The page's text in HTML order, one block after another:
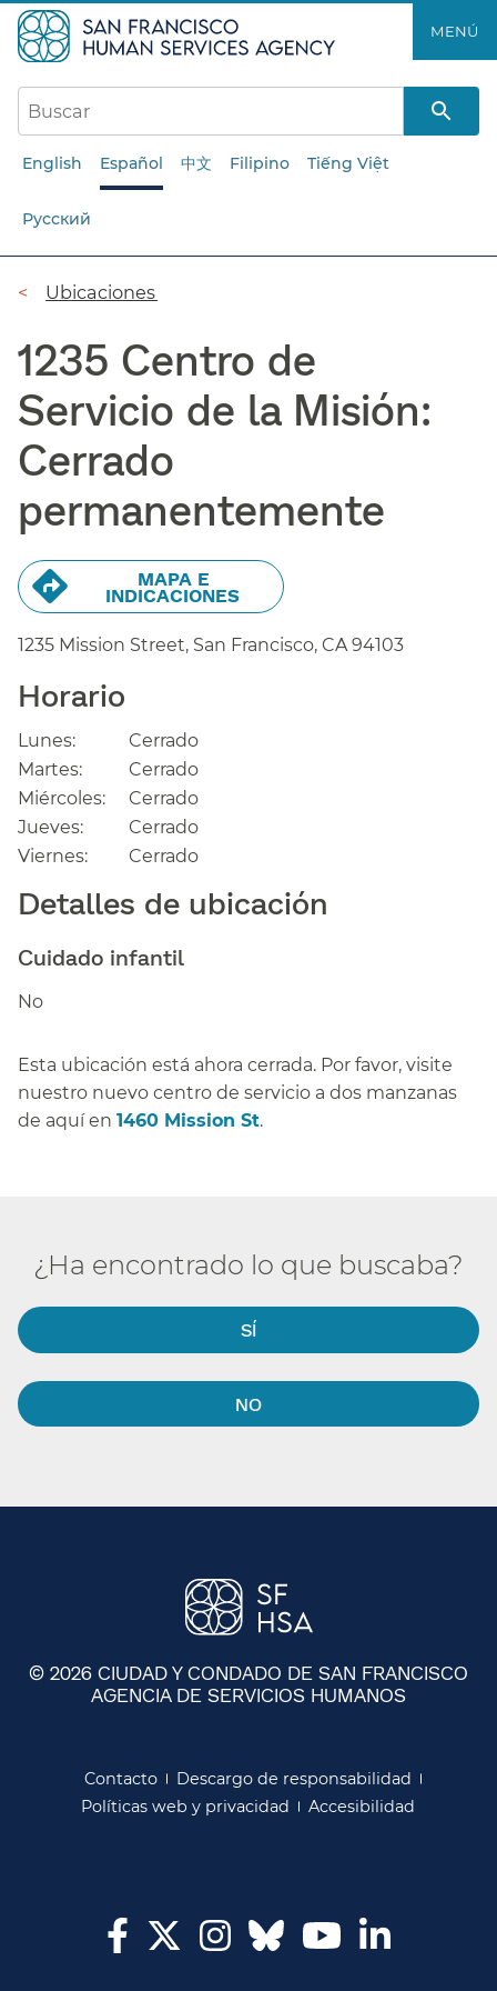
al
contenido
principal​​
MENÚ​​
English Español 中文 Filipino Tiếng Việt
Русский
Ruta
navegación​​
Ubicaciones​​
1235 Centro de
Servicio de la Misión:
Cerrado
permanentemente​​
MAPA E
INDICACIONES​​
1235 Mission Street, San Francisco, CA 94103
Horario​​
Lunes:​​
Cerrado​​
Martes:​​
Cerrado​​
Miércoles:​​
Cerrado​​
Jueves:​​
Cerrado​​
Viernes:​​
Cerrado​​
Detalles de ubicación​​
Cuidado infantil​​
No​​
Esta ubicación está ahora cerrada. Por favor, visite
nuestro nuevo centro de servicio a dos manzanas
de aquí en 1460 Mission St.​​
¿Ha encontrado lo que buscaba?​​
SÍ​​
NO​​
© 2026 CIUDAD Y CONDADO DE SAN FRANCISCO
AGENCIA DE SERVICIOS HUMANOS
Contacto​​
Descargo de responsabilidad​​
Políticas web y privacidad​​
Accesibilidad​​